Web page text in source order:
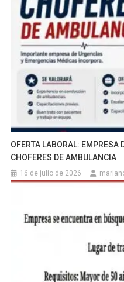
OFERTA LABORAL: EMPRESA
CHOFERES DE AMBULANCIA
16 de julio de 2026